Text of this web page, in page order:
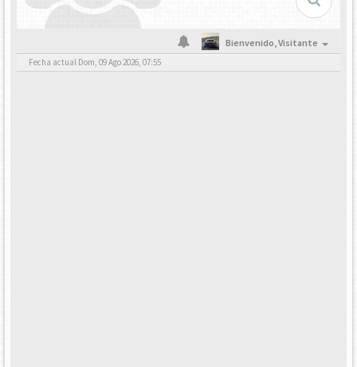
Bienvenido,Visitante
Fecha actual Dom, 09 Ago 2026, 07:55